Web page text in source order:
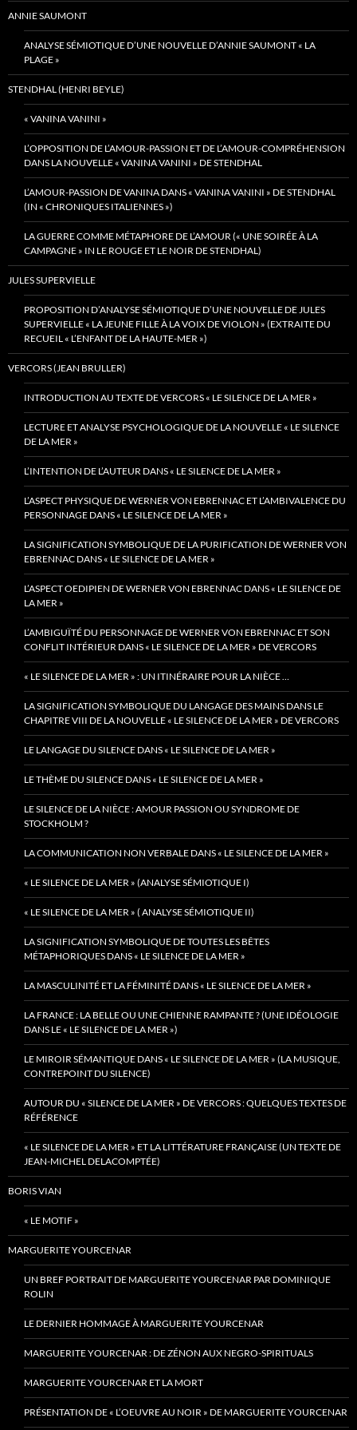
ANNIE SAUMONT
ANALYSE SÉMIOTIQUE D’UNE NOUVELLE D’ANNIE SAUMONT « LA
PLAGE »
STENDHAL (HENRI BEYLE)
« VANINA VANINI »
L’OPPOSITION DE L’AMOUR-PASSION ET DE L’AMOUR-COMPRÉHENSION
DANS LA NOUVELLE « VANINA VANINI » DE STENDHAL
L’AMOUR-PASSION DE VANINA DANS « VANINA VANINI » DE STENDHAL
(IN « CHRONIQUES ITALIENNES »)
LA GUERRE COMME MÉTAPHORE DE L’AMOUR (« UNE SOIRÉE À LA
CAMPAGNE » IN LE ROUGE ET LE NOIR DE STENDHAL)
JULES SUPERVIELLE
PROPOSITION D’ANALYSE SÉMIOTIQUE D’UNE NOUVELLE DE JULES
SUPERVIELLE « LA JEUNE FILLE À LA VOIX DE VIOLON » (EXTRAITE DU
RECUEIL « L’ENFANT DE LA HAUTE-MER »)
VERCORS (JEAN BRULLER)
INTRODUCTION AU TEXTE DE VERCORS « LE SILENCE DE LA MER »
LECTURE ET ANALYSE PSYCHOLOGIQUE DE LA NOUVELLE « LE SILENCE
DE LA MER »
L’INTENTION DE L’AUTEUR DANS « LE SILENCE DE LA MER »
L’ASPECT PHYSIQUE DE WERNER VON EBRENNAC ET L’AMBIVALENCE DU
PERSONNAGE DANS « LE SILENCE DE LA MER »
LA SIGNIFICATION SYMBOLIQUE DE LA PURIFICATION DE WERNER VON
EBRENNAC DANS « LE SILENCE DE LA MER »
L’ASPECT OEDIPIEN DE WERNER VON EBRENNAC DANS « LE SILENCE DE
LA MER »
L’AMBIGUÏTÉ DU PERSONNAGE DE WERNER VON EBRENNAC ET SON
CONFLIT INTÉRIEUR DANS « LE SILENCE DE LA MER » DE VERCORS
« LE SILENCE DE LA MER » : UN ITINÉRAIRE POUR LA NIÈCE …
LA SIGNIFICATION SYMBOLIQUE DU LANGAGE DES MAINS DANS LE
CHAPITRE VIII DE LA NOUVELLE « LE SILENCE DE LA MER » DE VERCORS
LE LANGAGE DU SILENCE DANS « LE SILENCE DE LA MER »
LE THÈME DU SILENCE DANS « LE SILENCE DE LA MER »
LE SILENCE DE LA NIÈCE : AMOUR PASSION OU SYNDROME DE
STOCKHOLM ?
LA COMMUNICATION NON VERBALE DANS « LE SILENCE DE LA MER »
« LE SILENCE DE LA MER » (ANALYSE SÉMIOTIQUE I)
« LE SILENCE DE LA MER » ( ANALYSE SÉMIOTIQUE II)
LA SIGNIFICATION SYMBOLIQUE DE TOUTES LES BÊTES
MÉTAPHORIQUES DANS « LE SILENCE DE LA MER »
LA MASCULINITÉ ET LA FÉMINITÉ DANS « LE SILENCE DE LA MER »
LA FRANCE : LA BELLE OU UNE CHIENNE RAMPANTE ? (UNE IDÉOLOGIE
DANS LE « LE SILENCE DE LA MER »)
LE MIROIR SÉMANTIQUE DANS « LE SILENCE DE LA MER » (LA MUSIQUE,
CONTREPOINT DU SILENCE)
AUTOUR DU « SILENCE DE LA MER » DE VERCORS : QUELQUES TEXTES DE
RÉFÉRENCE
« LE SILENCE DE LA MER » ET LA LITTÉRATURE FRANÇAISE (UN TEXTE DE
JEAN-MICHEL DELACOMPTÉE)
BORIS VIAN
« LE MOTIF »
MARGUERITE YOURCENAR
UN BREF PORTRAIT DE MARGUERITE YOURCENAR PAR DOMINIQUE
ROLIN
LE DERNIER HOMMAGE À MARGUERITE YOURCENAR
MARGUERITE YOURCENAR : DE ZÉNON AUX NEGRO-SPIRITUALS
MARGUERITE YOURCENAR ET LA MORT
PRÉSENTATION DE « L’OEUVRE AU NOIR » DE MARGUERITE YOURCENAR